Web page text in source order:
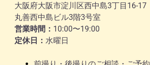
大阪府大阪市淀川区西中島3丁目16-17
丸善西中島ビル3階3号室
営業時間： 10:00〜19:00
定休日： 水曜日